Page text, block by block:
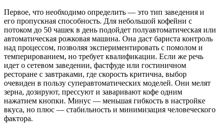
Первое, что необходимо определить — это тип заведения и
его пропускная способность. Для небольшой кофейни с
потоком до 50 чашек в день подойдет полуавтоматическая или
автоматическая рожковая машина. Она даст бариста контроль
над процессом, позволяя экспериментировать с помолом и
темперированием, но требует квалификации. Если же речь
идет о сетевом заведении, фастфуде или гостиничном
ресторане с завтраками, где скорость критична, выбор
очевиден в пользу суперавтоматических моделей. Они мелят
зерна, дозируют, прессуют и заваривают кофе одним
нажатием кнопки. Минус — меньшая гибкость в настройке
вкуса, но плюс — стабильность и минимизация человеческого
фактора.